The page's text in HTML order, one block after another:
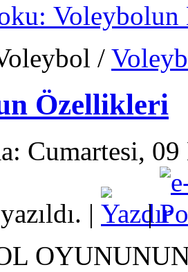
Voleybolun
/
Özellikleri
Cumartesi,
|
|